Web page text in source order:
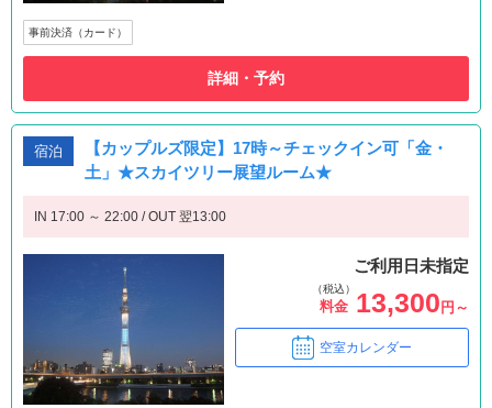
事前決済（カード）
詳細・予約
宿泊
【カップルズ限定】17時～チェックイン可「金・
土」★スカイツリー展望ルーム★
IN 17:00 ～ 22:00 / OUT 翌13:00
ご利用日未指定
（税込）
料金 13,300 円～
空室カレンダー